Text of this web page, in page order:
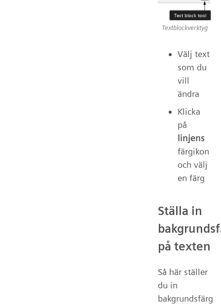
Textblockverktyg
Välj text
som du
vill
ändra
Klicka
på
linjens
färgikon
och välj
en färg
Ställa in
på texten
Så här ställer
du in
bakgrundsfärg